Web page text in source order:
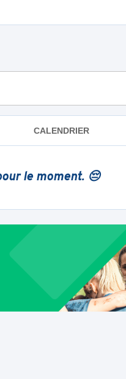
CALENDRIER
le moment. 😔